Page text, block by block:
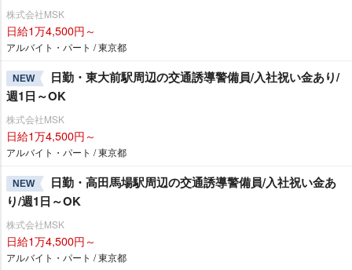
株式会社MSK
日給1万4,500円～
アルバイト・パート / 東京都
NEW
日勤・東大前駅周辺の交通誘導警備員/入社祝い金あり/
週1日～OK
株式会社MSK
日給1万4,500円～
アルバイト・パート / 東京都
NEW
日勤・高田馬場駅周辺の交通誘導警備員/入社祝い金あ
り/週1日～OK
株式会社MSK
日給1万4,500円～
アルバイト・パート / 東京都